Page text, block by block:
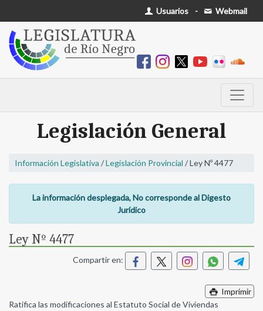
Usuarios - Webmail
Legislación General
Información Legislativa /Legislación Provincial / Ley Nº 4477
La información desplegada, No corresponde al Digesto
Jurídico
Ley Nº 4477
Compartir en:
Imprimir
Ratifica las modificaciones al Estatuto Social de Viviendas